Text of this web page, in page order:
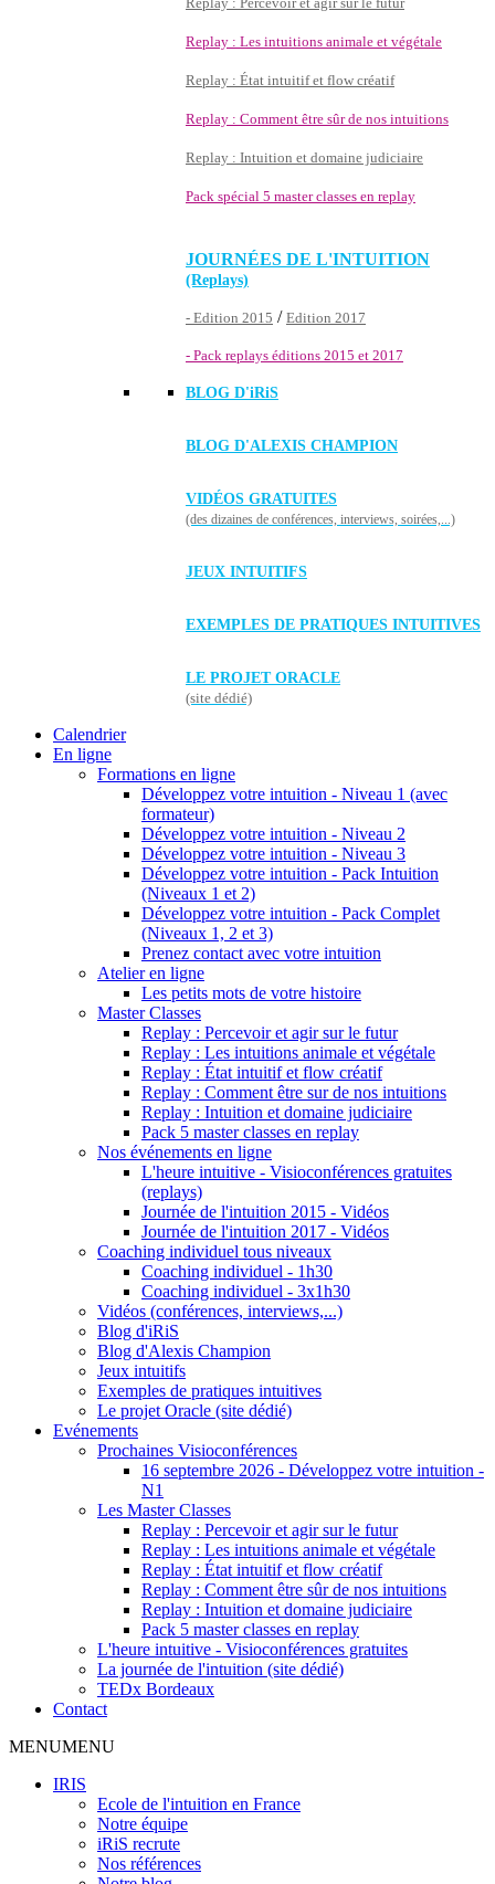
Replay : Les intuitions animale et végétale
Replay : État intuitif et flow créatif
Replay : Comment être sûr de nos intuitions
Replay : Intuition et domaine judiciaire
Pack spécial 5 master classes en replay
JOURNÉES DE L'INTUITION
(Replays)
- Edition 2015 / Edition 2017
- Pack replays éditions 2015 et 2017
BLOG D'iRiS
BLOG D'ALEXIS CHAMPION
VIDÉOS GRATUITES
(des dizaines de conférences, interviews, soirées,...)
JEUX INTUITIFS
EXEMPLES DE PRATIQUES INTUITIVES
LE PROJET ORACLE
(site dédié)
Calendrier
En ligne
Formations en ligne
Développez votre intuition - Niveau 1 (avec
formateur)
Développez votre intuition - Niveau 2
Développez votre intuition - Niveau 3
Développez votre intuition - Pack Intuition
(Niveaux 1 et 2)
Développez votre intuition - Pack Complet
(Niveaux 1, 2 et 3)
Prenez contact avec votre intuition
Atelier en ligne
Les petits mots de votre histoire
Master Classes
Replay : Percevoir et agir sur le futur
Replay : Les intuitions animale et végétale
Replay : État intuitif et flow créatif
Replay : Comment être sur de nos intuitions
Replay : Intuition et domaine judiciaire
Pack 5 master classes en replay
Nos événements en ligne
L'heure intuitive - Visioconférences gratuites
(replays)
Journée de l'intuition 2015 - Vidéos
Journée de l'intuition 2017 - Vidéos
Coaching individuel tous niveaux
Coaching individuel - 1h30
Coaching individuel - 3x1h30
Vidéos (conférences, interviews,...)
Blog d'iRiS
Blog d'Alexis Champion
Jeux intuitifs
Exemples de pratiques intuitives
Le projet Oracle (site dédié)
Evénements
Prochaines Visioconférences
16 septembre 2026 - Développez votre intuition -
N1
Les Master Classes
Replay : Percevoir et agir sur le futur
Replay : Les intuitions animale et végétale
Replay : État intuitif et flow créatif
Replay : Comment être sûr de nos intuitions
Replay : Intuition et domaine judiciaire
Pack 5 master classes en replay
L'heure intuitive - Visioconférences gratuites
La journée de l'intuition (site dédié)
TEDx Bordeaux
Contact
MENUMENU
IRIS
Ecole de l'intuition en France
Notre équipe
iRiS recrute
Nos références